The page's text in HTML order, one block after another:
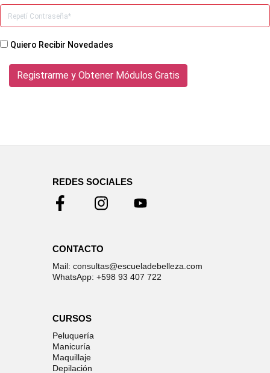
Quiero Recibir Novedades
REDES SOCIALES
CONTACTO
Mail: consultas@escueladebelleza.com
WhatsApp: +598 93 407 722
CURSOS
Peluquería
Manicuría
Maquillaje
Depilación